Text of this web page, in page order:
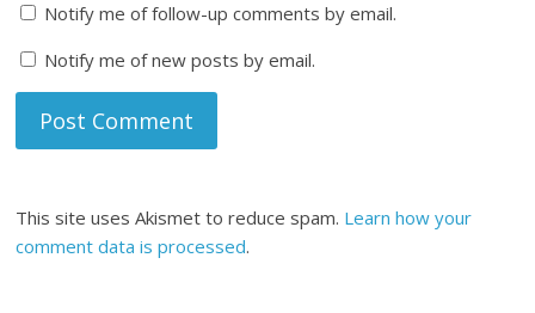
Notify me of follow-up comments by email.
Notify me of new posts by email.
This site uses Akismet to reduce spam. Learn how your
comment data is processed.